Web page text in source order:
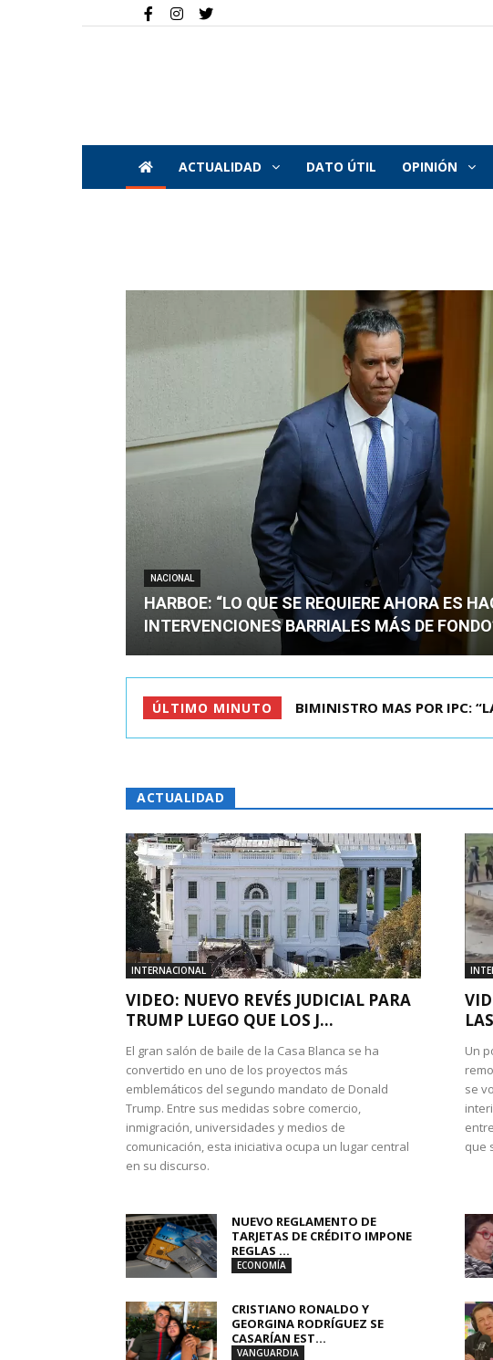
ACTUALIDAD DATO ÚTIL OPINIÓN
NACIONAL
HARBOE: “LO QUE SE REQUIERE AHORA ES
INTERVENCIONES BARRIALES MÁS DE
ÚLTIMO MINUTO TIROTEO EN ESCUELA DE
ACTUALIDAD
INTERNACIONAL
VIDEO: NUEVO REVÉS JUDICIAL PARA
TRUMP LUEGO QUE LOS J...
El gran salón de baile de la Casa Blanca se ha
convertido en uno de los proyectos más
emblemáticos del segundo mandato de Donald
Trump. Entre sus medidas sobre comercio,
inmigración, universidades y medios de
comunicación, esta iniciativa ocupa un lugar central
en su discurso.
Un
se
que
NUEVO REGLAMENTO DE
TARJETAS DE CRÉDITO IMPONE
REGLAS ...
ECONOMÍA
CRISTIANO RONALDO Y
GEORGINA RODRÍGUEZ SE
CASARÍAN EST...
VANGUARDIA